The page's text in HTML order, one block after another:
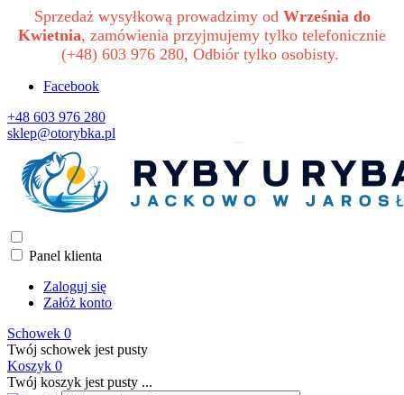
Sprzedaż wysyłkową prowadzimy od Września do
Kwietnia, zamówienia przyjmujemy tylko telefonicznie
(+48) 603 976 280, Odbiór tylko osobisty.
Facebook
+48 603 976 280
sklep@otorybka.pl
Panel klienta
Zaloguj się
Załóż konto
Schowek 0
Twój schowek jest pusty
Koszyk 0
Twój koszyk jest pusty ...